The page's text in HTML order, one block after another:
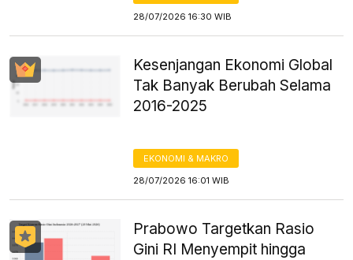
28/07/2026 16:30 WIB
Kesenjangan Ekonomi Global
Tak Banyak Berubah Selama
2016-2025
EKONOMI & MAKRO
28/07/2026 16:01 WIB
Prabowo Targetkan Rasio
Gini RI Menyempit hingga